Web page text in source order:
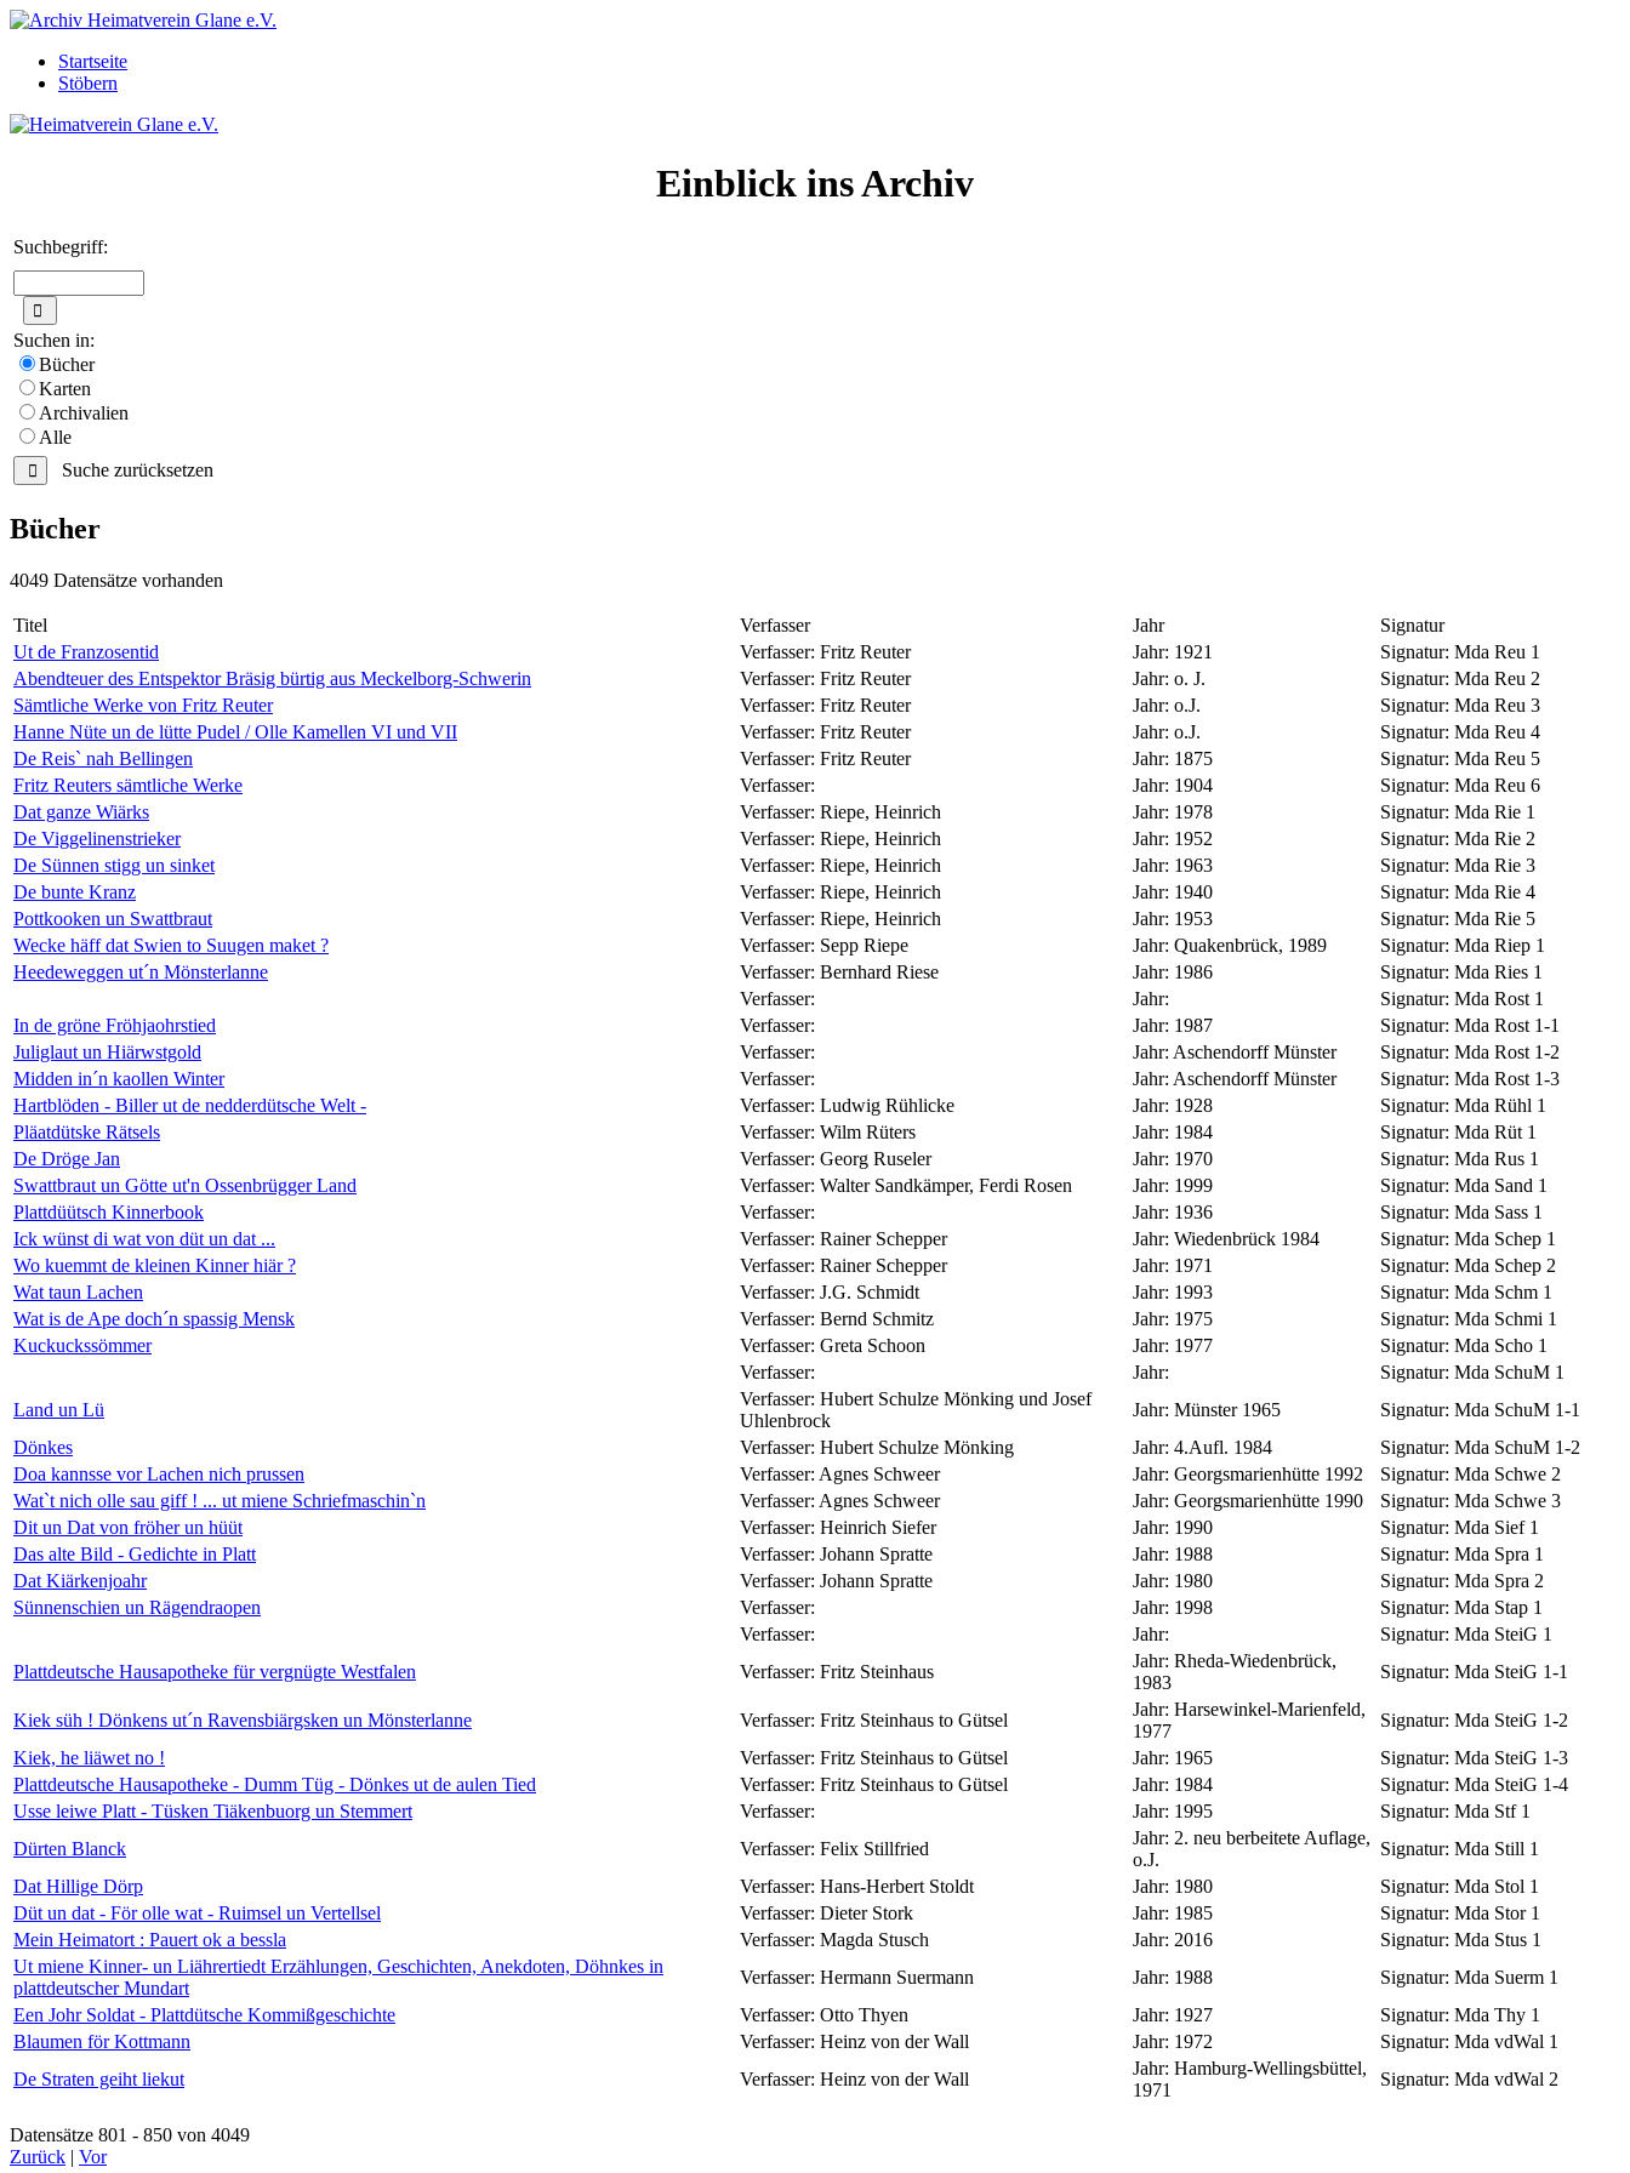
Startseite
Stöbern
Einblick ins Archiv
Suchbegriff:
Suchen in:
Bücher
Karten
Archivalien
Alle
Suche zurücksetzen
Bücher
4049 Datensätze vorhanden
Titel Verfasser Jahr
Signatur
Ut de Franzosentid
Verfasser: Fritz Reuter Jahr: 1921 Signatur: Mda Reu 1
Abendteuer des Entspektor Bräsig bürtig aus Meckelborg-Schwerin
Verfasser: Fritz Reuter Jahr: o. J. Signatur: Mda Reu 2
Sämtliche Werke von Fritz Reuter
Verfasser: Fritz Reuter Jahr: o.J. Signatur: Mda Reu 3
Hanne Nüte un de lütte Pudel / Olle Kamellen VI und VII
Verfasser: Fritz Reuter Jahr: o.J. Signatur: Mda Reu 4
De Reis` nah Bellingen
Verfasser: Fritz Reuter Jahr: 1875 Signatur: Mda Reu 5
Fritz Reuters sämtliche Werke
Verfasser: Jahr: 1904 Signatur: Mda Reu 6
Dat ganze Wiärks
Verfasser: Riepe, Heinrich Jahr: 1978 Signatur: Mda Rie 1
De Viggelinenstrieker
Verfasser: Riepe, Heinrich Jahr: 1952 Signatur: Mda Rie 2
De Sünnen stigg un sinket
Verfasser: Riepe, Heinrich Jahr: 1963 Signatur: Mda Rie 3
De bunte Kranz
Verfasser: Riepe, Heinrich Jahr: 1940 Signatur: Mda Rie 4
Pottkooken un Swattbraut
Verfasser: Riepe, Heinrich Jahr: 1953 Signatur: Mda Rie 5
Wecke häff dat Swien to Suugen maket ?
Verfasser: Sepp Riepe Jahr: Quakenbrück, 1989 Signatur: Mda Riep 1
Heedeweggen ut´n Mönsterlanne
Verfasser: Bernhard Riese Jahr: 1986 Signatur: Mda Ries 1
Verfasser:
Jahr: Signatur: Mda Rost 1
In de gröne Fröhjaohrstied
Verfasser: Jahr: 1987 Signatur: Mda Rost 1-1
Juliglaut un Hiärwstgold
Verfasser: Jahr: Aschendorff Münster Signatur: Mda Rost 1-2
Midden in´n kaollen Winter
Verfasser: Jahr: Aschendorff Münster Signatur: Mda Rost 1-3
Hartblöden - Biller ut de nedderdütsche Welt -
Verfasser: Ludwig Rühlicke Jahr: 1928 Signatur: Mda Rühl 1
Pläatdütske Rätsels
Verfasser: Wilm Rüters Jahr: 1984 Signatur: Mda Rüt 1
De Dröge Jan
Verfasser: Georg Ruseler Jahr: 1970 Signatur: Mda Rus 1
Swattbraut un Götte ut'n Ossenbrügger Land
Verfasser: Walter Sandkämper, Ferdi Rosen Jahr: 1999 Signatur: Mda Sand 1
Plattdüütsch Kinnerbook
Verfasser: Jahr: 1936 Signatur: Mda Sass 1
Ick wünst di wat von düt un dat ...
Verfasser: Rainer Schepper Jahr: Wiedenbrück 1984 Signatur: Mda Schep 1
Wo kuemmt de kleinen Kinner hiär ?
Verfasser: Rainer Schepper Jahr: 1971 Signatur: Mda Schep 2
Wat taun Lachen
Verfasser: J.G. Schmidt Jahr: 1993 Signatur: Mda Schm 1
Wat is de Ape doch´n spassig Mensk
Verfasser: Bernd Schmitz Jahr: 1975 Signatur: Mda Schmi 1
Kuckuckssömmer
Verfasser: Greta Schoon Jahr: 1977 Signatur: Mda Scho 1
Verfasser:
Jahr: Signatur: Mda SchuM 1
Land un Lü
Verfasser: Hubert Schulze Mönking und Josef
Uhlenbrock
Jahr: Münster 1965 Signatur: Mda SchuM 1-1
Dönkes
Verfasser: Hubert Schulze Mönking Jahr: 4.Aufl. 1984 Signatur: Mda SchuM 1-2
Doa kannsse vor Lachen nich prussen
Verfasser: Agnes Schweer Jahr: Georgsmarienhütte 1992 Signatur: Mda Schwe 2
Wat`t nich olle sau giff ! ... ut miene Schriefmaschin`n
Verfasser: Agnes Schweer Jahr: Georgsmarienhütte 1990 Signatur: Mda Schwe 3
Dit un Dat von fröher un hüüt
Verfasser: Heinrich Siefer Jahr: 1990 Signatur: Mda Sief 1
Das alte Bild - Gedichte in Platt
Verfasser: Johann Spratte Jahr: 1988 Signatur: Mda Spra 1
Dat Kiärkenjoahr
Verfasser: Johann Spratte Jahr: 1980 Signatur: Mda Spra 2
Sünnenschien un Rägendraopen
Verfasser: Jahr: 1998 Signatur: Mda Stap 1
Verfasser:
Jahr: Signatur: Mda SteiG 1
Plattdeutsche Hausapotheke für vergnügte Westfalen
Verfasser: Fritz Steinhaus
Jahr: Rheda-Wiedenbrück,
1983
Signatur: Mda SteiG 1-1
Kiek süh ! Dönkens ut´n Ravensbiärgsken un Mönsterlanne Verfasser: Fritz Steinhaus to Gütsel
Jahr: Harsewinkel-Marienfeld,
1977
Signatur: Mda SteiG 1-2
Kiek, he liäwet no !
Verfasser: Fritz Steinhaus to Gütsel Jahr: 1965 Signatur: Mda SteiG 1-3
Plattdeutsche Hausapotheke - Dumm Tüg - Dönkes ut de aulen Tied
Verfasser: Fritz Steinhaus to Gütsel Jahr: 1984 Signatur: Mda SteiG 1-4
Usse leiwe Platt - Tüsken Tiäkenbuorg un Stemmert
Verfasser: Jahr: 1995 Signatur: Mda Stf 1
Dürten Blanck
Verfasser: Felix Stillfried
Jahr: 2. neu berbeitete Auflage,
o.J.
Signatur: Mda Still 1
Dat Hillige Dörp
Verfasser: Hans-Herbert Stoldt Jahr: 1980 Signatur: Mda Stol 1
Düt un dat - För olle wat - Ruimsel un Vertellsel
Verfasser: Dieter Stork Jahr: 1985 Signatur: Mda Stor 1
Mein Heimatort : Pauert ok a bessla
Verfasser: Magda Stusch Jahr: 2016 Signatur: Mda Stus 1
Ut miene Kinner- un Liährertiedt Erzählungen, Geschichten, Anekdoten, Döhnkes in
plattdeutscher Mundart
Verfasser: Hermann Suermann Jahr: 1988 Signatur: Mda Suerm 1
Een Johr Soldat - Plattdütsche Kommißgeschichte
Verfasser: Otto Thyen Jahr: 1927 Signatur: Mda Thy 1
Blaumen för Kottmann
Verfasser: Heinz von der Wall Jahr: 1972 Signatur: Mda vdWal 1
De Straten geiht liekut
Verfasser: Heinz von der Wall
Jahr: Hamburg-Wellingsbüttel,
1971
Signatur: Mda vdWal 2
Datensätze 801 - 850 von 4049
Zurück | Vor